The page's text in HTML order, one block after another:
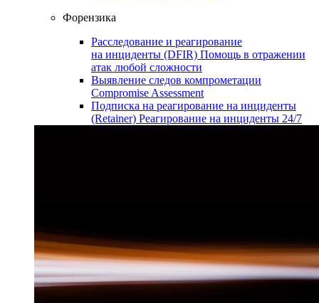
Форензика
Расследование и реагирование
на инциденты (DFIR) Помощь в отражении
атак любой сложности
Выявление следов компрометации
Compromise Assessment
Подписка на реагирование на инциденты
(Retainer) Реагирование на инциденты 24/7